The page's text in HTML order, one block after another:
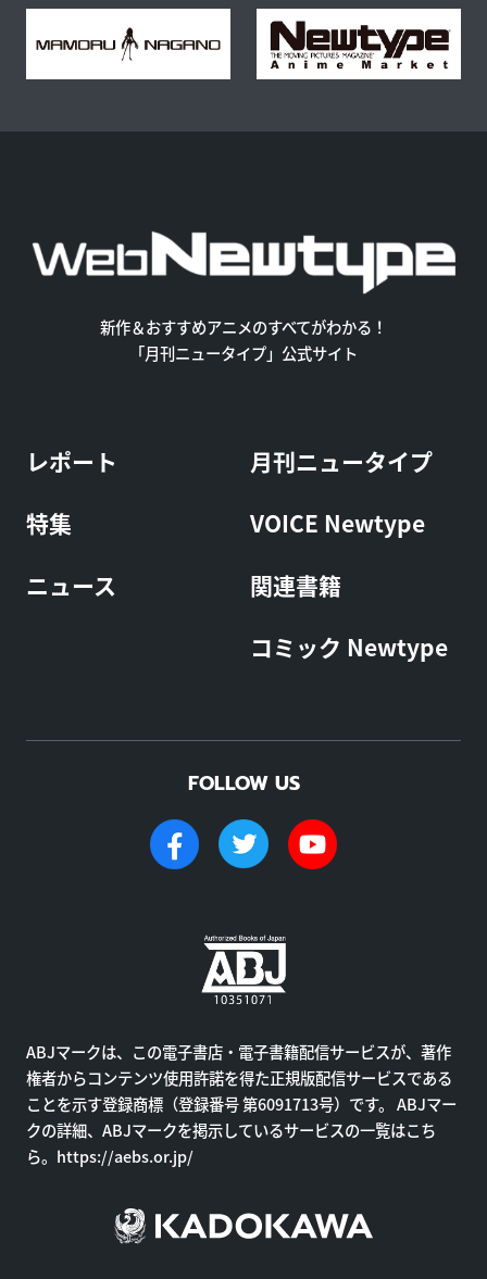
新作＆おすすめアニメのすべてがわかる！
「月刊ニュータイプ」公式サイト
レポート
特集
ニュース
月刊ニュータイプ
VOICE Newtype
関連書籍
コミック Newtype
FOLLOW US
ABJマークは、この電子書店・電子書籍配信サービスが、著作
権者からコンテンツ使用許諾を得た正規版配信サービスである
ことを示す登録商標（登録番号 第6091713号）です。 ABJマー
クの詳細、ABJマークを掲示しているサービスの一覧はこち
ら。 https://aebs.or.jp/